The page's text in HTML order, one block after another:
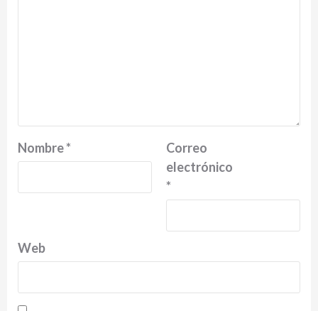
Nombre*
Correo
electrónico
*
Web